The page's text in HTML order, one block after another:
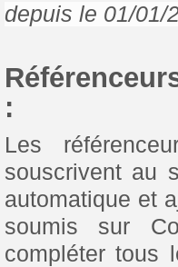
depuis le 01/01/
:
Les
souscrivent au
automatique et
soumis sur
compléter tous